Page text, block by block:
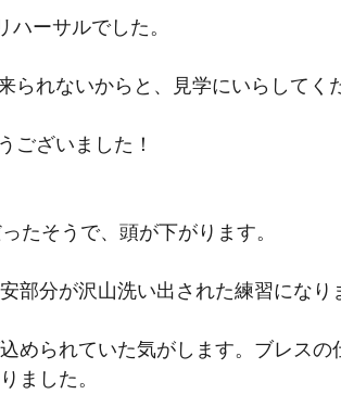
ーサルでした。
られないからと、見学にいらしてく
ございました！
たそうで、頭が下がります。
部分が沢山洗い出された練習になり
められていた気がします。ブレスの
ました。